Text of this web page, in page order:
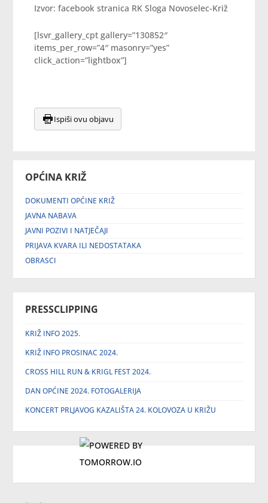
OPĆINA KRIŽ
DOKUMENTI OPĆINE KRIŽ
JAVNA NABAVA
JAVNI POZIVI I NATJEČAJI
PRIJAVA KVARA ILI NEDOSTATAKA
OBRASCI
PRESSCLIPPING
KRIŽ INFO 2025.
KRIŽ INFO PROSINAC 2024.
CROSS HILL RUN & KRIGL FEST 2024.
DAN OPĆINE 2024. FOTOGALERIJA
KONCERT PRLJAVOG KAZALIŠTA 24. KOLOVOZA U KRIŽU
Izvor: facebook stranica RK Sloga Novoselec-Križ
[lsvr_gallery_cpt gallery=”130852″
items_per_row=”4″ masonry=”yes”
click_action=”lightbox”]
Ispiši ovu objavu